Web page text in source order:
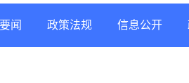
闻 政策法规 信息公开